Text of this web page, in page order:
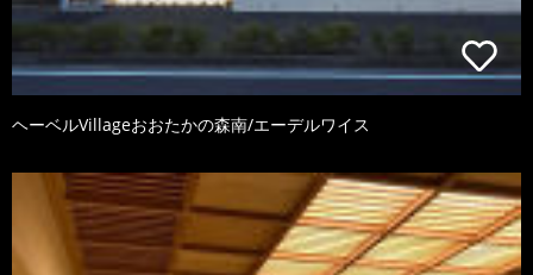
ヘーベルVillageおおたかの森南/エーデルワイス